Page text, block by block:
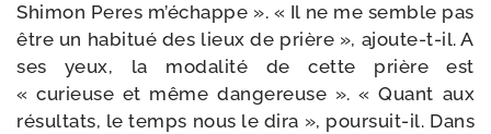
Shimon Peres m’é­chappe ». « Il ne me semble pas
être un habi­tué des lieux de prière », ajoute-​t-​il. A
ses yeux, la moda­li­té de cette prière est
« curieuse et même dan­ge­reuse ». « Quant aux
résul­tats, le temps nous le dira », poursuit-​il. Dans